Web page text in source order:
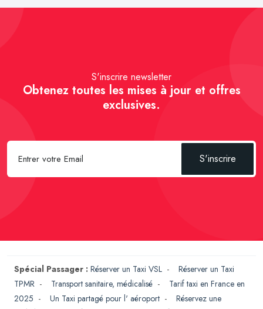
S'inscrire newsletter
Obtenez toutes les mises à jour et offres
exclusives.
S'inscrire
Spécial Passager : Réserver un Taxi VSL - Réserver un Taxi
TPMR - Transport sanitaire, médicalisé - Tarif taxi en France en
2025 - Un Taxi partagé pour l' aéroport - Réservez une